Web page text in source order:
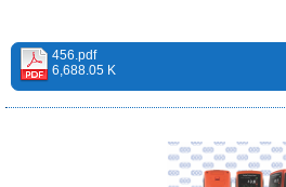
456.pdf
6,688.05 K